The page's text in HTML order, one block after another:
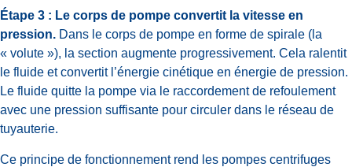
Étape 3 : Le corps de pompe convertit la vitesse en
pression. Dans le corps de pompe en forme de spirale (la
« volute »), la section augmente progressivement. Cela ralentit
le fluide et convertit l’énergie cinétique en énergie de pression.
Le fluide quitte la pompe via le raccordement de refoulement
avec une pression suffisante pour circuler dans le réseau de
tuyauterie.
Ce principe de fonctionnement rend les pompes centrifuges